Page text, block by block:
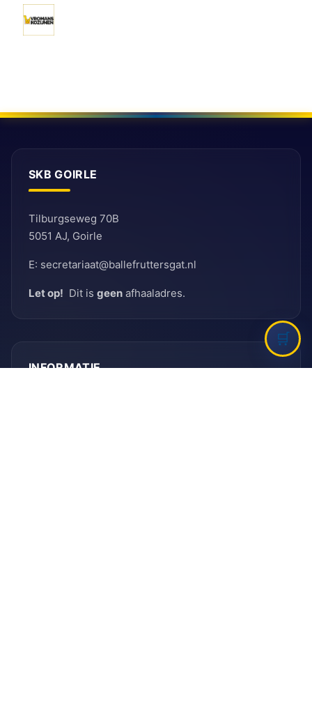
SKB GOIRLE
Tilburgseweg 70B
5051 AJ, Goirle
E: secretariaat@ballefruttersgat.nl
Let op! Dit is geen afhaaladres.
INFORMATIE